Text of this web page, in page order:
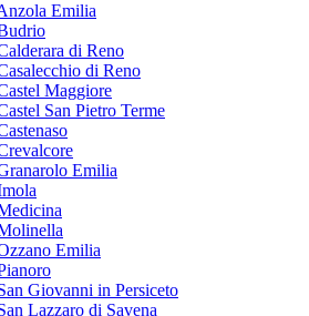
Emilia
di Reno
di Reno
Maggiore
San Pietro Terme
Emilia
Emilia
Giovanni in Persiceto
Lazzaro di Savena